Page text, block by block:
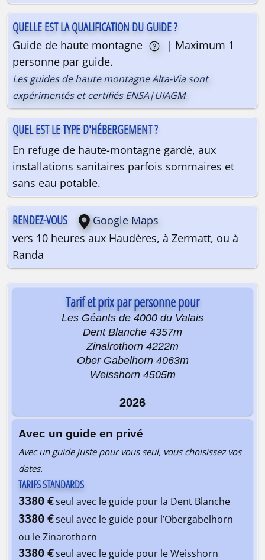
QUELLE EST LA QUALIFICATION DU GUIDE ?
Guide de haute montagne
| Maximum 1
personne par guide.
Les guides de haute montagne Alta-Via sont
expérimentés et certifiés ENSA|UIAGM
QUEL EST LE TYPE D'HÉBERGEMENT ?
En refuge de haute-montagne gardé, aux
installations sanitaires parfois sommaires et
sans eau potable.
RENDEZ-VOUS
Google Maps
vers 10 heures aux Haudères, à Zermatt, ou à
Randa
Tarif et prix par personne pour
Les Géants de 4000 du Valais
Dent Blanche 4357m
Zinalrothorn 4222m
Ober Gabelhorn 4063m
Weisshorn 4505m
2026
Avec un guide en privé
Avec un guide juste pour vous seul, vous choisissez vos
dates.
TARIFS STANDARDS
3380 €seul avec le guide pour la Dent Blanche
3380 €seul avec le guide pour l’Obergabelhorn
ou le Zinarothorn
3380 €seul avec le guide pour le Weisshorn